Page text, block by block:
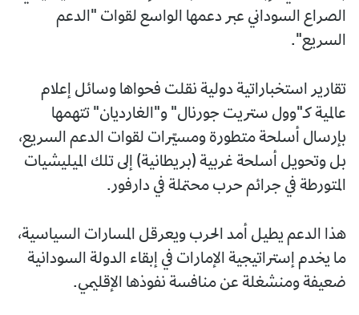
الصراع السوداني عبر دعمها الواسع لقوات "الدعم
السريع".
تقارير استخباراتية دولية نقلت فحواها وسائل إعلام
عالمية كـ"وول ستريت جورنال" و"الغارديان" تتهمها
بإرسال أسلحة متطورة ومسيّرات لقوات الدعم السريع،
بل وتحويل أسلحة غربية (بريطانية) إلى تلك الميليشيات
المتورطة في جرائم حرب محتملة في دارفور.
هذا الدعم يطيل أمد الحرب ويعرقل المسارات السياسية،
ما يخدم إستراتيجية الإمارات في إبقاء الدولة السودانية
ضعيفة ومنشغلة عن منافسة نفوذها الإقليمي.